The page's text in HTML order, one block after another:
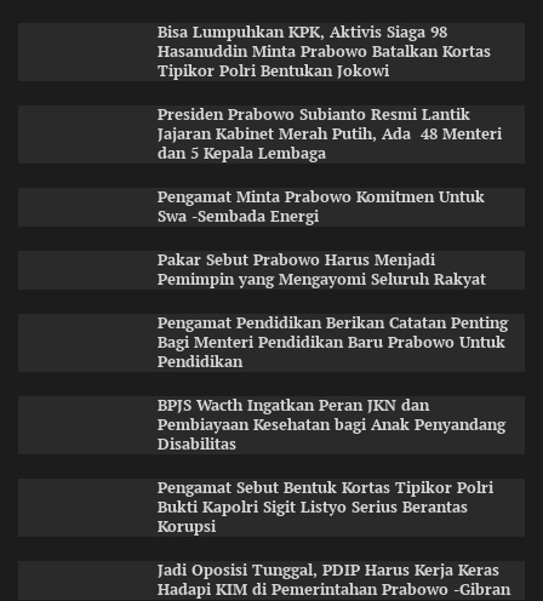
Bisa Lumpuhkan KPK, Aktivis Siaga 98
Hasanuddin Minta Prabowo Batalkan Kortas
Tipikor Polri Bentukan Jokowi
Presiden Prabowo Subianto Resmi Lantik
Jajaran Kabinet Merah Putih, Ada 48 Menteri
dan 5 Kepala Lembaga
Pengamat Minta Prabowo Komitmen Untuk
Swa -Sembada Energi
Pakar Sebut Prabowo Harus Menjadi
Pemimpin yang Mengayomi Seluruh Rakyat
Pengamat Pendidikan Berikan Catatan Penting
Bagi Menteri Pendidikan Baru Prabowo Untuk
Pendidikan
BPJS Wacth Ingatkan Peran JKN dan
Pembiayaan Kesehatan bagi Anak Penyandang
Disabilitas
Pengamat Sebut Bentuk Kortas Tipikor Polri
Bukti Kapolri Sigit Listyo Serius Berantas
Korupsi
Jadi Oposisi Tunggal, PDIP Harus Kerja Keras
Hadapi KIM di Pemerintahan Prabowo -Gibran